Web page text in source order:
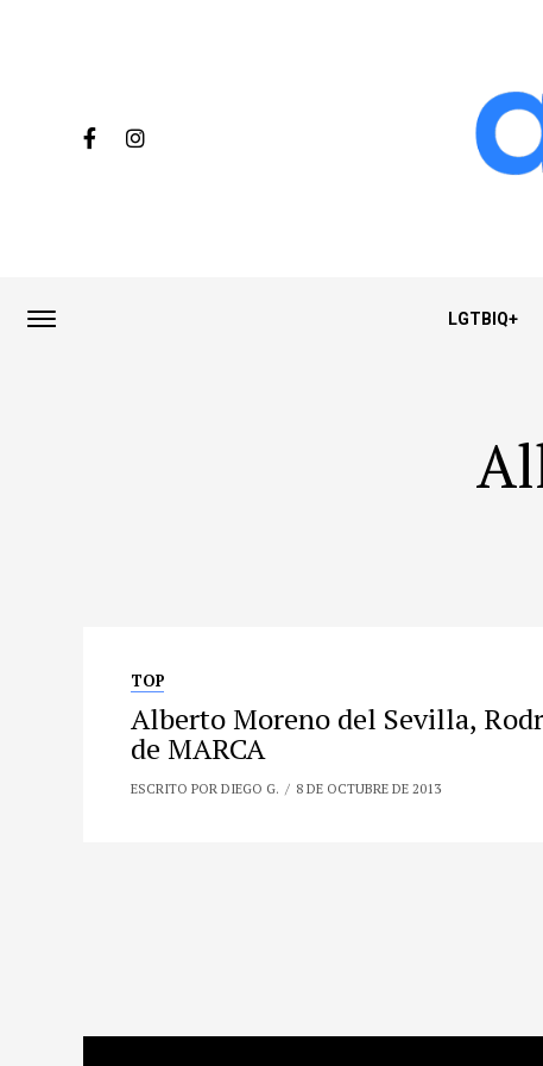
LGTBIQ+
TOP
Alberto Moreno del Sevilla,
de MARCA
ESCRITO POR DIEGO G. 8 DE OCTUBRE DE 2013